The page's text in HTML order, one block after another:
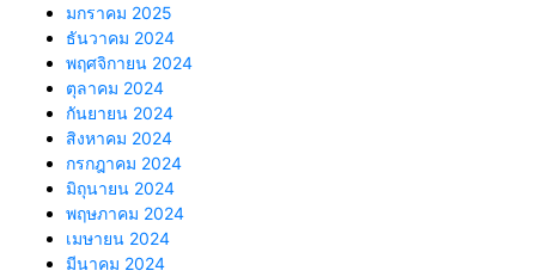
มกราคม 2025
ธันวาคม 2024
พฤศจิกายน 2024
ตุลาคม 2024
กันยายน 2024
สิงหาคม 2024
กรกฎาคม 2024
มิถุนายน 2024
พฤษภาคม 2024
เมษายน 2024
มีนาคม 2024